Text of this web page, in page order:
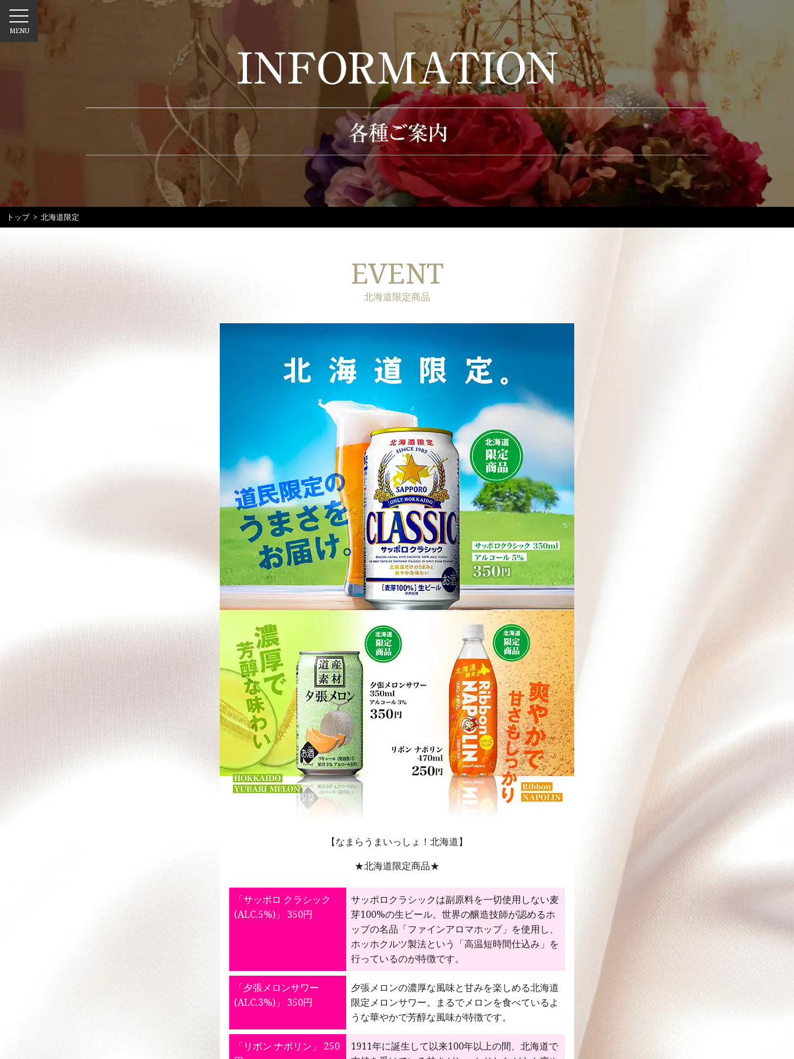
MENU
トップ> 北海道限定
EVENT
北海道限定商品
【なまらうまいっしょ！北海道】
★北海道限定商品★
「サッポロ クラシック
(ALC.5%)」 350円
サッポロクラシックは副原料を一切使用しない麦
芽100%の生ビール。世界の醸造技師が認めるホ
ップの名品「ファインアロマホップ」を使用し、
ホッホクルツ製法という「高温短時間仕込み」を
行っているのが特徴です。
「夕張メロンサワー
(ALC.3%)」 350円
夕張メロンの濃厚な風味と甘みを楽しめる北海道
限定メロンサワー。まるでメロンを食べているよ
うな華やかで芳醇な風味が特徴です。
「リボン ナポリン」 250
1911年に誕生して以来100年以上の間、北海道で